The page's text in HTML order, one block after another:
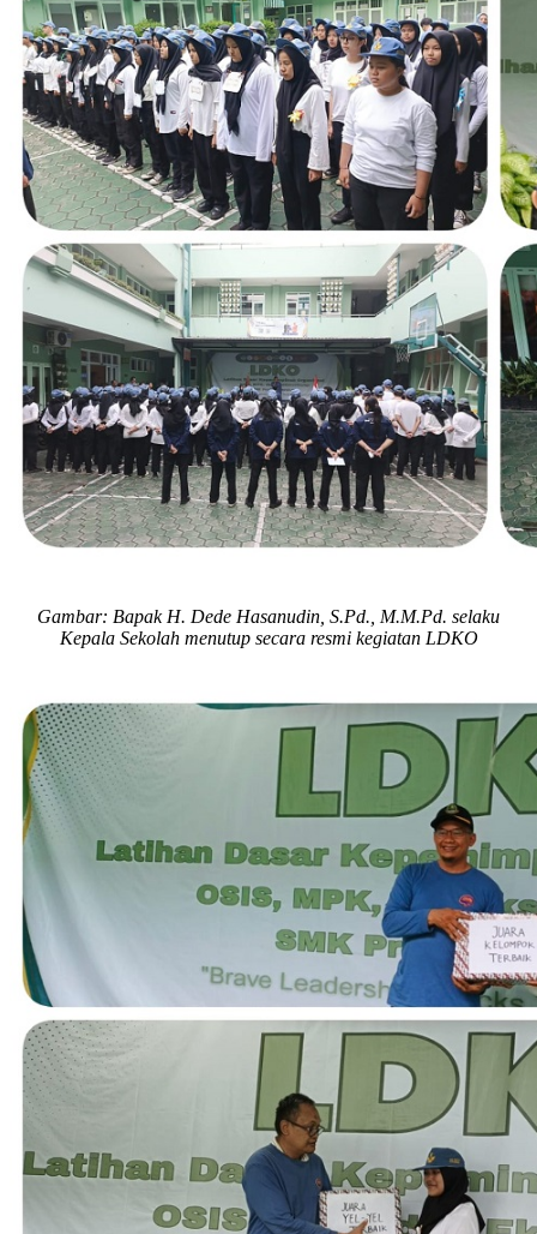
Gambar: Bapak H. Dede Hasanudin, S.Pd., M.M.Pd. selaku
Kepala Sekolah menutup secara resmi kegiatan LDKO